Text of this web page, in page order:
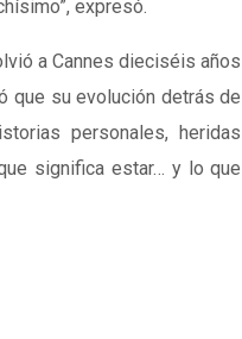
expresó.
a Cannes dieciséis años
que su evolución detrás de
personales, heridas
significa estar… y lo que